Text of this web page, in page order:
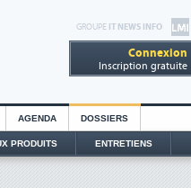
GROUPE IT NEWS INFO
Connexion
Inscription gratuite
AGENDA DOSSIERS
PRODUITS ENTRETIENS